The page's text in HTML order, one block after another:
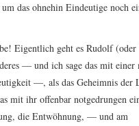
das ohnehin Eindeutige noch
Eigentlich geht es Rudolf (oder
— und ich sage das mit einer
—, als das Geheimnis der
mit ihr offenbar notgedrungen
die Entwöhnung, — und am